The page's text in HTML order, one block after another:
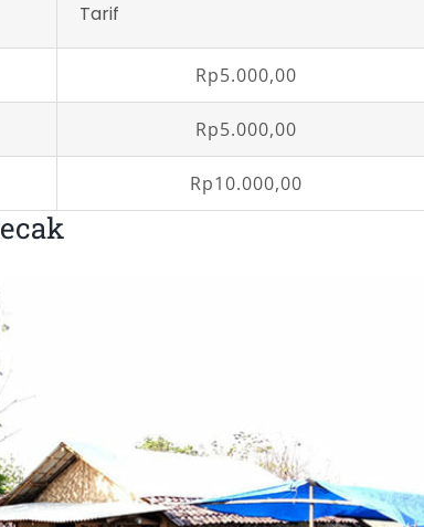
Tarif
Rp5.000,00
Rp5.000,00
Rp10.000,00